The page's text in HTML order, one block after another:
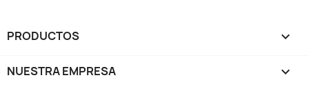
PRODUCTOS 
NUESTRA EMPRESA 